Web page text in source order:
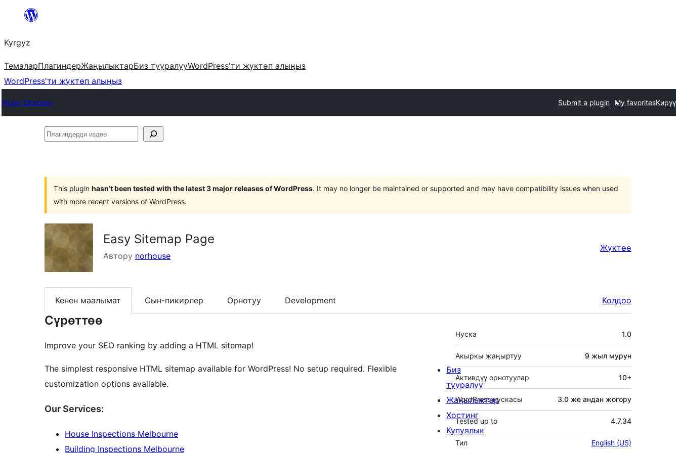
Мазмунга
Kyrgyz
ТемаларПлагиндерЖаңылыктарБиз тууралууWordPress'ти жүктөп алыңыз
WordPress'ти жүктөп алыңыз
Plugin Directory Submit a plugin My favoritesКирүү
Плагиндерди
This plugin hasn’t been tested with the latest 3 major releases of WordPress. It may no longer be maintained or supported and may have compatibility issues when used
with more recent versions of WordPress.
Easy Sitemap Page
Автору norhouse
Жүктөө
Кенен маалымат Сын-пикирлер Орнотуу Development Колдоо
Сүрөттөө
Improve your SEO ranking by adding a HTML sitemap!
The simplest responsive HTML sitemap available for WordPress! No setup required. Flexible
customization options available.
Our Services:
House Inspections Melbourne
Building Inspections Melbourne
Мета
Нуска 1.0
Акыркы жаңыртуу 9 жыл мурун
Активдүү орнотуулар 10+
WordPress нускасы 3.0 же андан жогору
Tested up to 4.7.34
Тил English (US)
Биз
тууралуу
Жаңылыктар
Хостинг
Купуялык